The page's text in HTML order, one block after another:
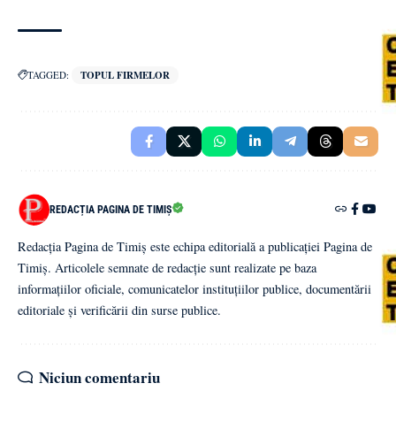
TAGGED: TOPUL FIRMELOR
REDACȚIA PAGINA DE TIMIȘ
Redacția Pagina de Timiș este echipa editorială a publicației Pagina de
Timiș. Articolele semnate de redacție sunt realizate pe baza
informațiilor oficiale, comunicatelor instituțiilor publice, documentării
editoriale și verificării din surse publice.
Niciun comentariu